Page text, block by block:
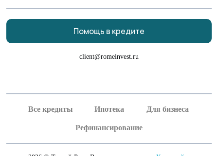
Все кредиты Ипотека Для бизнеса
Рефинансирование
client@romeinvest.ru
Помощь в кредите